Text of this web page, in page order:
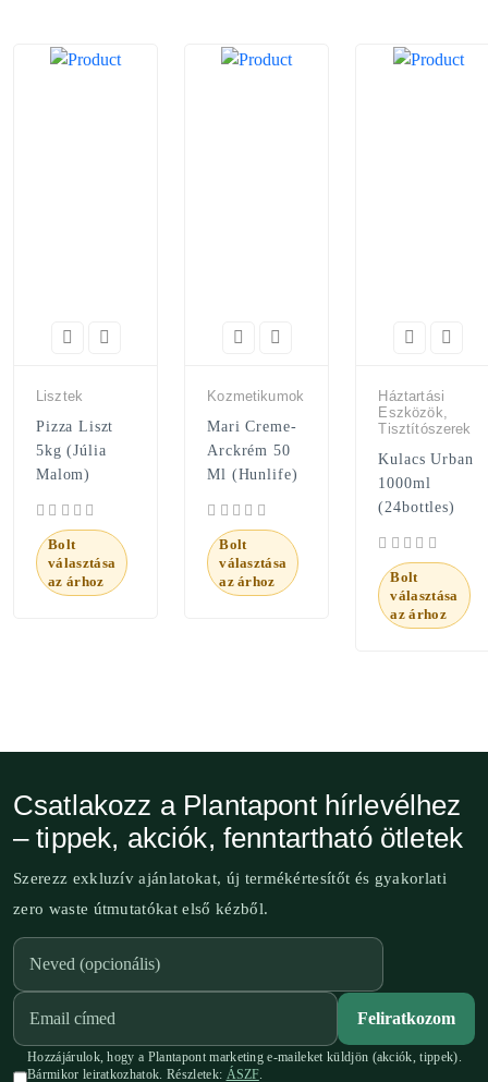
Lisztek
Pizza Liszt
5kg (Júlia
Malom)
Bolt
választása
az árhoz
Kozmetikumok
Mari Creme-
Arckrém 50
Ml (Hunlife)
Bolt
választása
az árhoz
Háztartási
Eszközök,
Tisztítószerek
Kulacs Urban
1000ml
(24bottles)
Bolt
választása
az árhoz
Csatlakozz a Plantapont hírlevélhez
– tippek, akciók, fenntartható ötletek
Szerezz exkluzív ajánlatokat, új termékértesítőt és gyakorlati
zero waste útmutatókat első kézből.
Feliratkozom
Hozzájárulok, hogy a Plantapont marketing e-maileket küldjön (akciók, tippek).
Bármikor leiratkozhatok. Részletek: ÁSZF.